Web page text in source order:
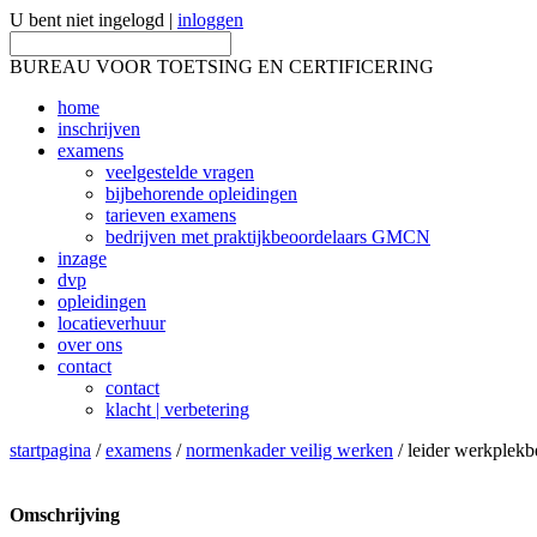
U bent niet ingelogd | inloggen
BUREAU VOOR TOETSING EN CERTIFICERING
home
inschrijven
examens
veelgestelde vragen
bijbehorende opleidingen
tarieven examens
bedrijven met praktijkbeoordelaars GMCN
inzage
dvp
opleidingen
locatieverhuur
over ons
contact
contact
klacht | verbetering
startpagina /examens /normenkader veilig werken / leider
Omschrijving